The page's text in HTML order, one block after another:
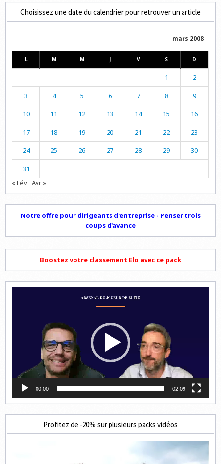
Choisissez une date du calendrier pour retrouver un article
mars 2008
L M M J V S D
1 2
3 4 5 6 7 8 9
10 11 12 13 14 15 16
17 18 19 20 21 22 23
24 25 26 27 28 29 30
31
« Fév Avr »
Notre offre pour dirigeants d'entreprise - Penser trois
coups d'avance
Boostez votre classement Elo avec ce pack
00:00 02:09
Profitez de -20% sur plusieurs packs vidéos